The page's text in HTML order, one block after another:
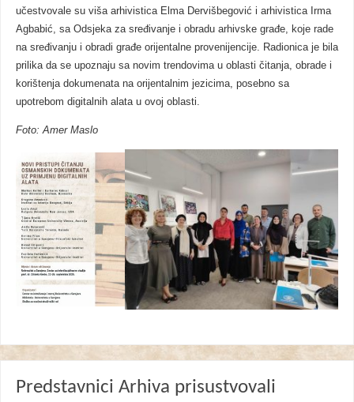
učestvovale su viša arhivistica Elma Dervišbegović i arhivistica Irma
Agbabić, sa Odsjeka za sređivanje i obradu arhivske građe, koje rade
na sređivanju i obradi građe orijentalne provenijencije. Radionica je bila
prilika da se upoznaju sa novim trendovima u oblasti čitanja, obrade i
korištenja dokumenata na orijentalnim jezicima, posebno sa
upotrebom digitalnih alata u ovoj oblasti.
Foto: Amer Maslo
Predstavnici Arhiva prisustvovali